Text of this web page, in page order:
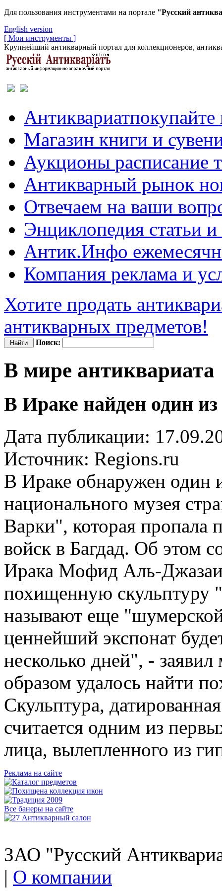
Для пользования инструментами на портале "Русский
English version
[ Мои инструменты ]
Крупнейший антикварный портал для коллекционеров,
Антиквариатпокупайте
Магазин книги и
Аукционы расписание
Антикварный рынок
Отвечаем на ваши
Энциклопедия статьи
Антик.Инфо
Компания реклама и
Хотите продать
антикварных предметов!
Поиск:
В мире антиквариата
В Ираке найден один
Дата публикации:
Источник: Regions.ru
В Ираке обнаружен один
национального музея
Варки", которая пропала
войск в Багдад. Об этом
Ирака Мофид Аль-
похищенную скульптуру
называют еще
ценнейший экспонат
несколько дней", -
образом удалось найти
Скульптура,
считается одним из
лица, вылепленного из
Реклама на сайте
Все банеры на сайте
ЗАО "Русский
| О компании